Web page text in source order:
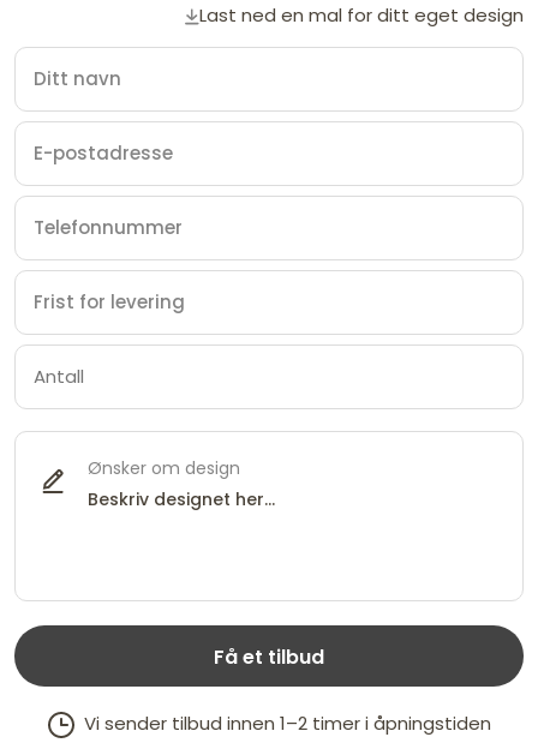
Last ned en mal for ditt eget design
Ønsker om design
Få et tilbud
Vi sender tilbud innen 1–2 timer i åpningstiden